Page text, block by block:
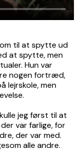
til at spytte ud
at spytte, men
Hun var
nogen fortræd,
lejrskole, men
jeg først til at
var farlige, for
der var med.
alle andre.